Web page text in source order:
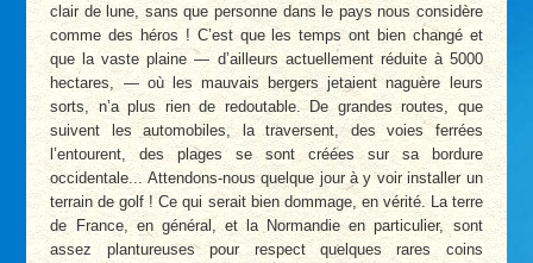
clair de lune, sans que personne dans le pays nous considère
comme des héros ! C’est que les temps ont bien changé et
que la vaste plaine — d’ailleurs actuellement réduite à 5000
hectares, — où les mauvais bergers jetaient naguère leurs
sorts, n’a plus rien de redoutable. De grandes routes, que
suivent les automobiles, la traversent, des voies ferrées
l’entourent, des plages se sont créées sur sa bordure
occidentale... Attendons-nous quelque jour à y voir installer un
terrain de golf ! Ce qui serait bien dommage, en vérité. La terre
de France, en général, et la Normandie en particulier, sont
assez plantureuses pour respect quelques rares coins